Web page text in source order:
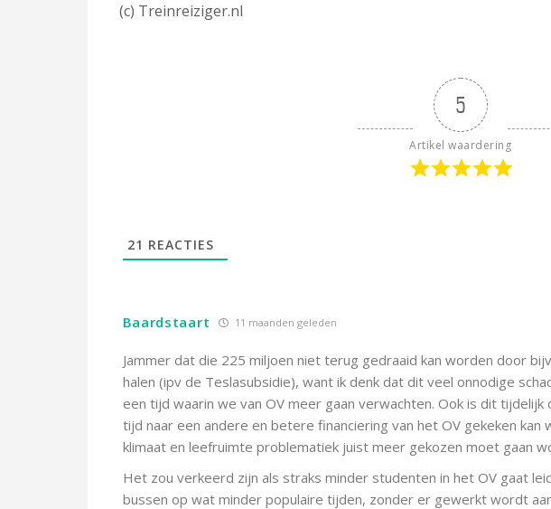
(c) Treinreiziger.nl
5
Artikel waardering
21 REACTIES
Baardstaart 11 maanden geleden
Jammer dat die 225 miljoen niet terug gedraaid kan worden door
halen (ipv de Teslasubsidie), want ik denk dat dit veel onnodige
een tijd waarin we van OV meer gaan verwachten. Ook is dit
tijd naar een andere en betere financiering van het OV gekeken kan
klimaat en leefruimte problematiek juist meer gekozen moet gaan
Het zou verkeerd zijn als straks minder studenten in het OV gaat
bussen op wat minder populaire tijden, zonder er gewerkt wordt